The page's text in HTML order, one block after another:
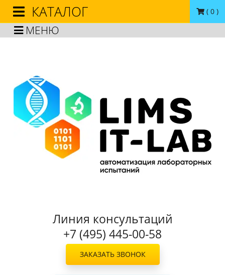
МЕНЮ
( 0 )
Линия консультаций
+7 (495) 445-00-58
ЗАКАЗАТЬ ЗВОНОК
КАТАЛОГ